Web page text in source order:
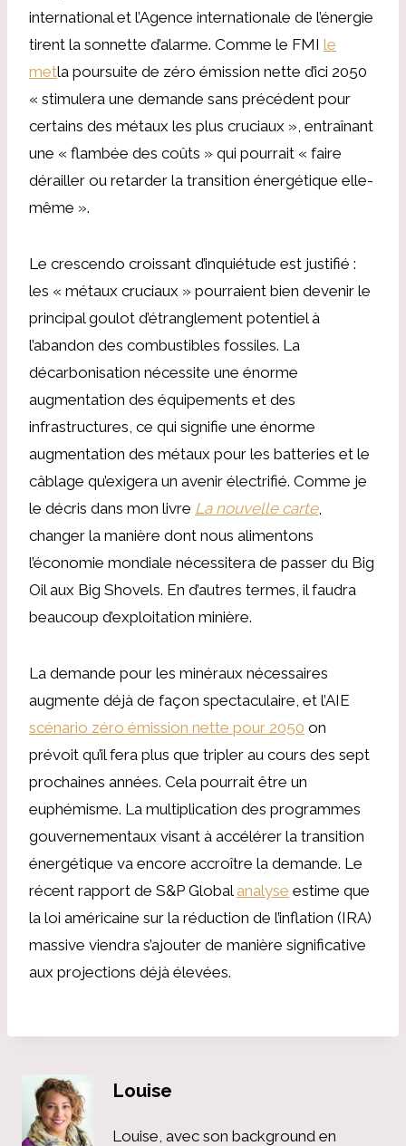
international et l’Agence internationale de l’énergie
tirent la sonnette d’alarme. Comme le FMI le
metla poursuite de zéro émission nette d’ici 2050
« stimulera une demande sans précédent pour
certains des métaux les plus cruciaux », entraînant
une « flambée des coûts » qui pourrait « faire
dérailler ou retarder la transition énergétique elle-
même ».
Le crescendo croissant d’inquiétude est justifié :
les « métaux cruciaux » pourraient bien devenir le
principal goulot d’étranglement potentiel à
l’abandon des combustibles fossiles. La
décarbonisation nécessite une énorme
augmentation des équipements et des
infrastructures, ce qui signifie une énorme
augmentation des métaux pour les batteries et le
câblage qu’exigera un avenir électrifié. Comme je
le décris dans mon livre La nouvelle carte,
changer la manière dont nous alimentons
l’économie mondiale nécessitera de passer du Big
Oil aux Big Shovels. En d’autres termes, il faudra
beaucoup d’exploitation minière.
La demande pour les minéraux nécessaires
augmente déjà de façon spectaculaire, et l’AIE
scénario zéro émission nette pour 2050 on
prévoit qu’il fera plus que tripler au cours des sept
prochaines années. Cela pourrait être un
euphémisme. La multiplication des programmes
gouvernementaux visant à accélérer la transition
énergétique va encore accroître la demande. Le
récent rapport de S&P Global analyse estime que
la loi américaine sur la réduction de l’inflation (IRA)
massive viendra s’ajouter de manière significative
aux projections déjà élevées.
Louise
Louise, avec son background en